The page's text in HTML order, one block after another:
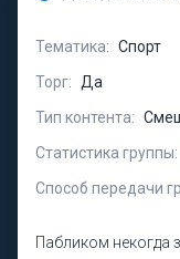
Тематика: Спорт
Торг:
Да
Тип контента:
Статистика группы:
Способ передачи
Пабликом некогда